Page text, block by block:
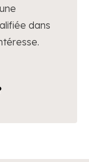
dans